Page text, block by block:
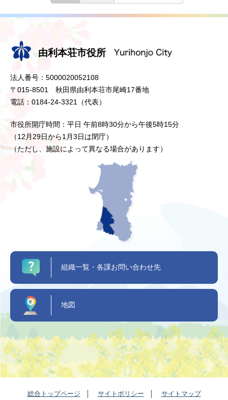
由利本荘市役所
法人番号：5000020052108
〒015-8501 秋田県由利本荘市尾崎17番地
電話：0184-24-3321（代表）
市役所開庁時間：平日 午前8時30分から午後5時15分
（12月29日から1月3日は閉庁）
（ただし、施設によって異なる場合があります）
組織一覧・各課お問い合わせ先
地図
総合トップページ サイトポリシー サイトマップ